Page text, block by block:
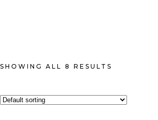
SHOWING ALL 8 RESULTS